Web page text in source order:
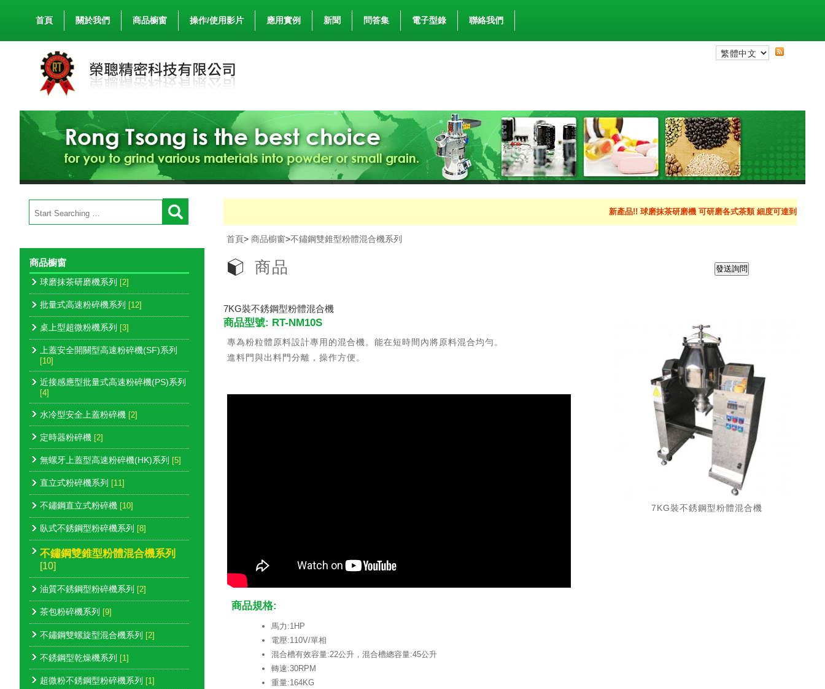
首頁 關於我們 商品櫥窗 操作/使用影片 應用實例 新聞 問答集 電子型錄 聯絡我們
商品櫥窗
球磨抹茶研磨機系列 [2]
批量式高速粉碎機系列 [12]
桌上型超微粉機系列 [3]
上蓋安全開關型高速粉碎機(SF)系列
[10]
近接感應型批量式高速粉碎機(PS)系列
[4]
水冷型安全上蓋粉碎機 [2]
定時器粉碎機 [2]
無螺牙上蓋型高速粉碎機(HK)系列 [5]
直立式粉碎機系列 [11]
不鏽鋼直立式粉碎機 [10]
臥式不銹鋼型粉碎機系列 [8]
不鏽鋼雙錐型粉體混合機系列
[10]
油質不銹鋼型粉碎機系列 [2]
茶包粉碎機系列 [9]
不鏽鋼雙螺旋型混合機系列 [2]
不銹鋼型乾燥機系列 [1]
超微粉不銹鋼型粉碎機系列 [1]
新產品!! 球磨抹茶研磨機 可研磨各式茶類 細度可達到400目以上
首頁> 商品櫥窗>不鏽鋼雙錐型粉體混合機系列
商品
7KG裝不銹鋼型粉體混合機
7KG裝不銹鋼型粉體混合機
商品型號: RT-NM10S
專為粉粒體原料設計專用的混合機。能在短時間內將原料混合均勻。
進料門與出料門分離，操作方便。
商品規格:
馬力:1HP
電壓:110V/單相
混合槽有效容量:22公升，混合槽總容量:45公升
轉速:30RPM
重量:164KG